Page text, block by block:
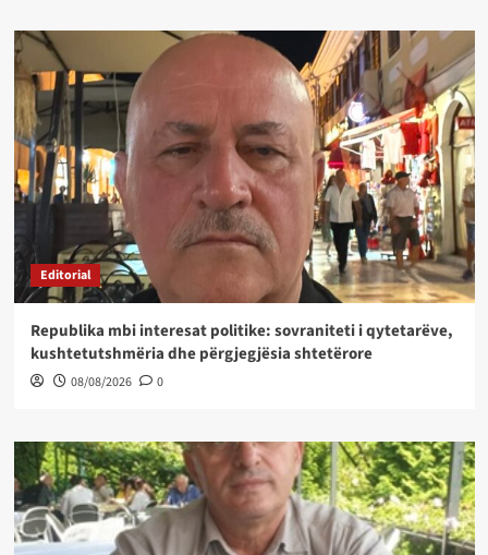
Editorial
Republika mbi interesat politike: sovraniteti i qytetarëve,
kushtetutshmëria dhe përgjegjësia shtetërore
08/08/2026 0